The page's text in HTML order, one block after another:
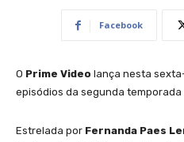
Facebook
O Prime Video lança nesta
episódios da segunda
Estrelada por Fernanda Paes